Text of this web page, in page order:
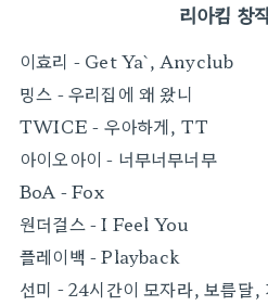
리아킴 창
이효리 - Get Ya`, Anyclub
밍스 - 우리집에 왜 왔니
TWICE - 우아하게, TT
아이오아이 - 너무너무너무
BoA - Fox
원더걸스 - I Feel You
플레이백 - Playback
선미 - 24시간이 모자라, 보름달,